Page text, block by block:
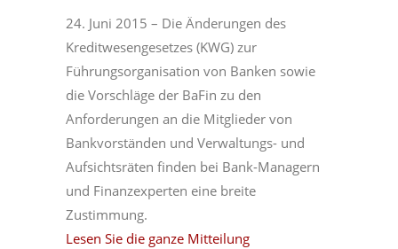
24. Juni 2015 – Die Änderungen des
Kreditwesengesetzes (KWG) zur
Führungsorganisation von Banken sowie
die Vorschläge der BaFin zu den
Anforderungen an die Mitglieder von
Bankvorständen und Verwaltungs- und
Aufsichtsräten finden bei Bank-Managern
und Finanzexperten eine breite
Zustimmung.
Lesen Sie die ganze Mitteilung